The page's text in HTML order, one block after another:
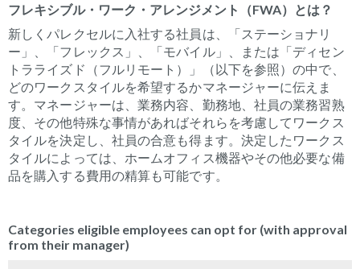
フレキシブル・ワーク・アレンジメント（FWA）とは？
新しくパレクセルに入社する社員は、「ステーショナリ
ー」、「フレックス」、「モバイル」、または「ディセン
トラライズド（フルリモート）」（以下を参照）の中で、
どのワークスタイルを希望するかマネージャーに伝えま
す。マネージャーは、業務内容、勤務地、社員の業務習熟
度、その他特殊な事情があればそれらを考慮してワークス
タイルを決定し、社員の合意も得ます。決定したワークス
タイルによっては、ホームオフィス機器やその他必要な備
品を購入する費用の精算も可能です。
Categories eligible employees can opt for (with approval
from their manager)